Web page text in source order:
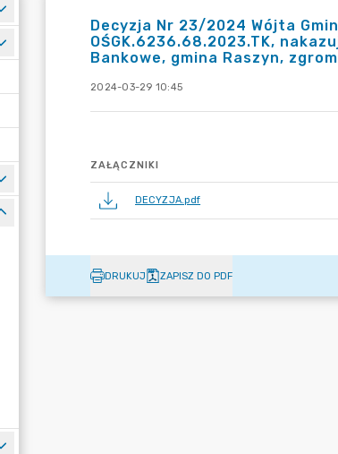
Decyzja Nr 23/2024 Wójta
OŚGK.6236.68.2023.TK,
Bankowe, gmina Raszyn,
2024-03-29 10:45
ZAŁĄCZNIKI
DECYZJA.pdf
DRUKUJ ZAPISZ DO PDF